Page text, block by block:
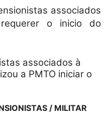
associados
o inicio do
associados à
a PMTO iniciar o
/ MILITAR